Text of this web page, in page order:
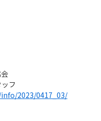
フ
2023/0417_03/